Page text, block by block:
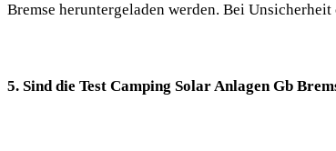
Bremse heruntergeladen werden. Bei
5. Sind die Test Camping Solar Anlagen Gb